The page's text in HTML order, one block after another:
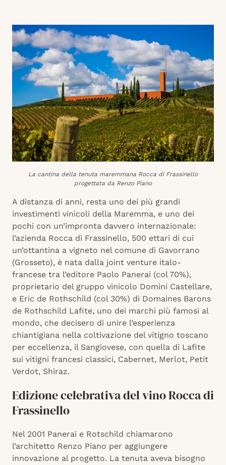
La cantina della tenuta maremmana Rocca di Frassinello
progettata da Renzo Piano
A distanza di anni, resta uno dei più grandi
investimenti vinicoli della Maremma, e uno dei
pochi con un’impronta davvero internazionale:
l’azienda Rocca di Frassinello, 500 ettari di cui
un’ottantina a vigneto nel comune di Gavorrano
(Grosseto), è nata dalla joint venture italo-
francese tra l’editore Paolo Panerai (col 70%),
proprietario del gruppo vinicolo Domini Castellare,
e Eric de Rothschild (col 30%) di Domaines Barons
de Rothschild Lafite, uno dei marchi più famosi al
mondo, che decisero di unire l’esperienza
chiantigiana nella coltivazione del vitigno toscano
per eccellenza, il Sangiovese, con quella di Lafite
sui vitigni francesi classici, Cabernet, Merlot, Petit
Verdot, Shiraz.
Edizione celebrativa del vino Rocca di
Frassinello
Nel 2001 Panerai e Rotschild chiamarono
l’architetto Renzo Piano per aggiungere
innovazione al progetto. La tenuta aveva bisogno